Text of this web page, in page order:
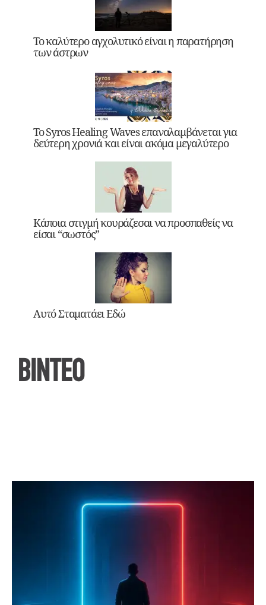
Το καλύτερο αγχολυτικό είναι η παρατήρηση
των άστρων
Το Syros Healing Waves επαναλαμβάνεται για
δεύτερη χρονιά και είναι ακόμα μεγαλύτερο
Κάποια στιγμή κουράζεσαι να προσπαθείς να
είσαι “σωστός”
Αυτό Σταματάει Εδώ
ΒΙΝΤΕΟ